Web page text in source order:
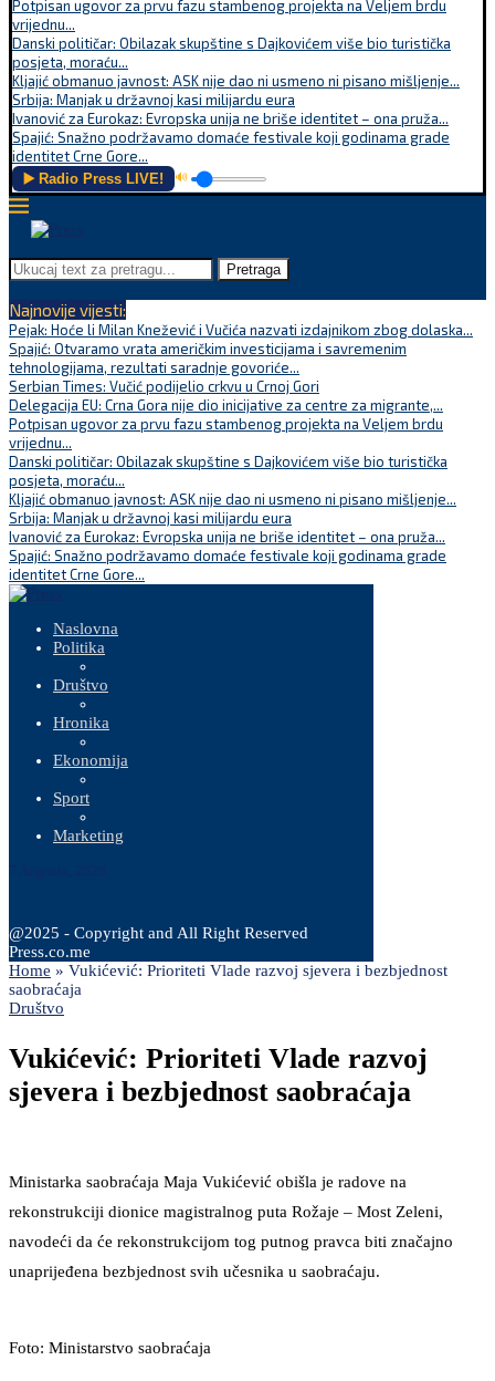
Potpisan ugovor za prvu fazu stambenog projekta na Veljem brdu
vrijednu...
Danski političar: Obilazak skupštine s Dajkovićem više bio turistička
posjeta, moraću...
Kljajić obmanuo javnost: ASK nije dao ni usmeno ni pisano mišljenje...
Srbija: Manjak u državnoj kasi milijardu eura
Ivanović za Eurokaz: Evropska unija ne briše identitet – ona pruža...
Spajić: Snažno podržavamo domaće festivale koji godinama grade
identitet Crne Gore...
▶️ Radio Press LIVE! 🔊
Pretraga
Najnovije vijesti:
Pejak: Hoće li Milan Knežević i Vučića nazvati izdajnikom zbog dolaska...
Spajić: Otvaramo vrata američkim investicijama i savremenim
tehnologijama, rezultati saradnje govoriće...
Serbian Times: Vučić podijelio crkvu u Crnoj Gori
Delegacija EU: Crna Gora nije dio inicijative za centre za migrante,...
Potpisan ugovor za prvu fazu stambenog projekta na Veljem brdu
vrijednu...
Danski političar: Obilazak skupštine s Dajkovićem više bio turistička
posjeta, moraću...
Kljajić obmanuo javnost: ASK nije dao ni usmeno ni pisano mišljenje...
Srbija: Manjak u državnoj kasi milijardu eura
Ivanović za Eurokaz: Evropska unija ne briše identitet – ona pruža...
Spajić: Snažno podržavamo domaće festivale koji godinama grade
identitet Crne Gore...
Naslovna
Politika
Društvo
Hronika
Ekonomija
Sport
Marketing
@2025 - Copyright and All Right Reserved
Press.co.me
Home » Vukićević: Prioriteti Vlade razvoj sjevera i bezbjednost
saobraćaja
Društvo
Vukićević: Prioriteti Vlade razvoj
sjevera i bezbjednost saobraćaja
Ministarka saobraćaja Maja Vukićević obišla je radove na
rekonstrukciji dionice magistralnog puta Rožaje – Most Zeleni,
navodeći da će rekonstrukcijom tog putnog pravca biti značajno
unaprijeđena bezbjednost svih učesnika u saobraćaju.
Foto: Ministarstvo saobraćaja